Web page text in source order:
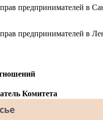
предпринимателей в
предпринимателей в
Комитета